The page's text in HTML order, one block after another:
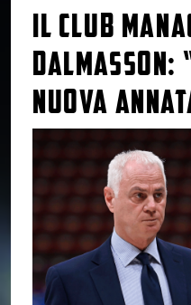
IL CLUB
DALMASSON:
NUOVA